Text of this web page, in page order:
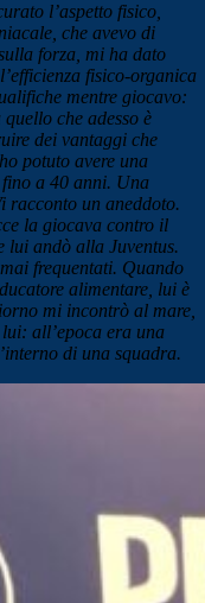
l’aspetto fisico,
che avevo di
forza, mi ha dato
fisico-organica
mentre giocavo:
che adesso è
dei vantaggi che
potuto avere una
a 40 anni. Una
racconto un aneddoto.
la giocava contro il
lui andò alla Juventus.
frequentati. Quando
alimentare, lui è
mi incontrò al mare,
all’epoca era una
di una squadra.